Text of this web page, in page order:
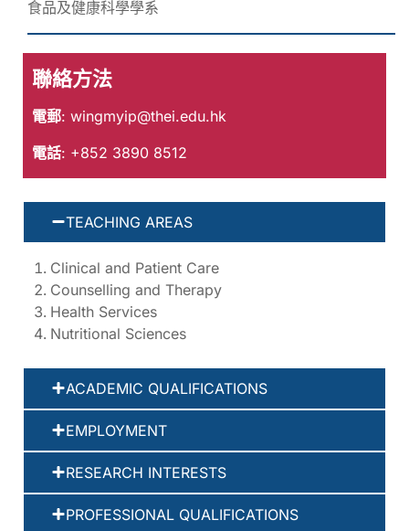
食品及健康科學學系
聯絡方法
電郵: wingmyip@thei.edu.hk
電話: +852 3890 8512
TEACHING AREAS
Clinical and Patient Care
Counselling and Therapy
Health Services
Nutritional Sciences
ACADEMIC QUALIFICATIONS
EMPLOYMENT
RESEARCH INTERESTS
PROFESSIONAL QUALIFICATIONS